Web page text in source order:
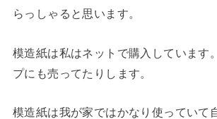
らっしゃると思います。
模造紙は私はネットで購入しています
プにも売ってたりします。
模造紙は我が家ではかなり使っていて